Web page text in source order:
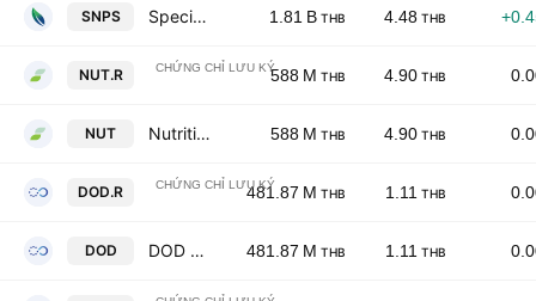
SNPS Specialty Natural Products Public Company Limited 1.81 B THB 4.48 THB
NUT.R Nutrition Profess Public Company Limited NVDR
CHỨNG CHỈ LƯU KÝ588 M THB 4.90 THB
NUT Nutrition Profess Public Company Limited 588 M THB 4.90 THB
DOD.R DOD Biotech Public Co., Ltd. NVDR
CHỨNG CHỈ LƯU KÝ481.87 M THB 1.11 THB
DOD DOD Biotech Public Co., Ltd. 481.87 M THB 1.11 THB